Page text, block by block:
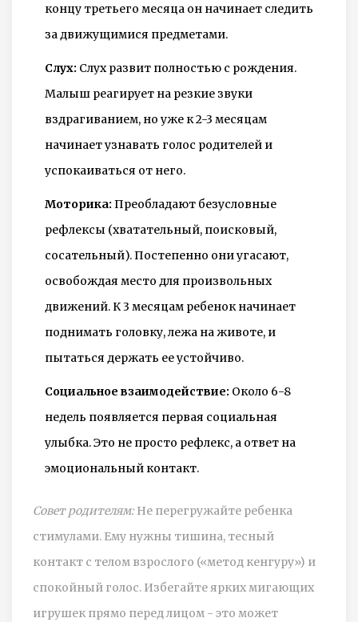
концу третьего месяца он начинает следить
за движущимися предметами.
Слух: Слух развит полностью с рождения.
Малыш реагирует на резкие звуки
вздрагиванием, но уже к 2-3 месяцам
начинает узнавать голос родителей и
успокаиваться от него.
Моторика: Преобладают безусловные
рефлексы (хватательный, поисковый,
сосательный). Постепенно они угасают,
освобождая место для произвольных
движений. К 3 месяцам ребенок начинает
поднимать головку, лежа на животе, и
пытаться держать ее устойчиво.
Социальное взаимодействие: Около 6-8
недель появляется первая социальная
улыбка. Это не просто рефлекс, а ответ на
эмоциональный контакт.
Совет родителям:Не перегружайте ребенка
стимулами. Ему нужны тишина, тесный
контакт с телом взрослого («метод кенгуру») и
спокойный голос. Избегайте ярких мигающих
игрушек прямо перед лицом - это может